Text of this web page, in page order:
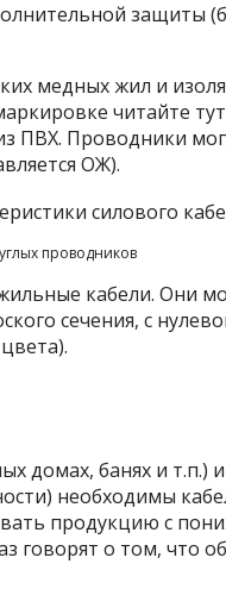
защиты
медных жил и
читайте
ПВХ. Проводники
ОЖ).
проводников
кабели. Они
сечения, с
домах, банях и т.п.)
необходимы
продукцию с
говорят о том, что